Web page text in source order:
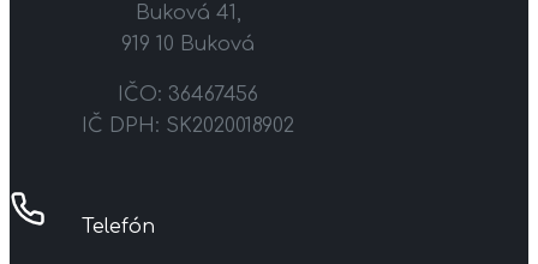
Buková 41,
919 10 Buková
IČO: 36467456
IČ DPH: SK2020018902
Telefón